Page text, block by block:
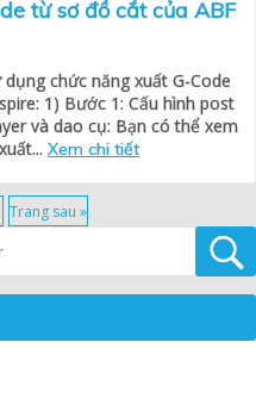
từ sơ đồ cắt của ABF
chức năng xuất G-Code
1) Bước 1: Cấu hình post
và dao cụ: Bạn có thể xem
Xem chi tiết
Trang sau »